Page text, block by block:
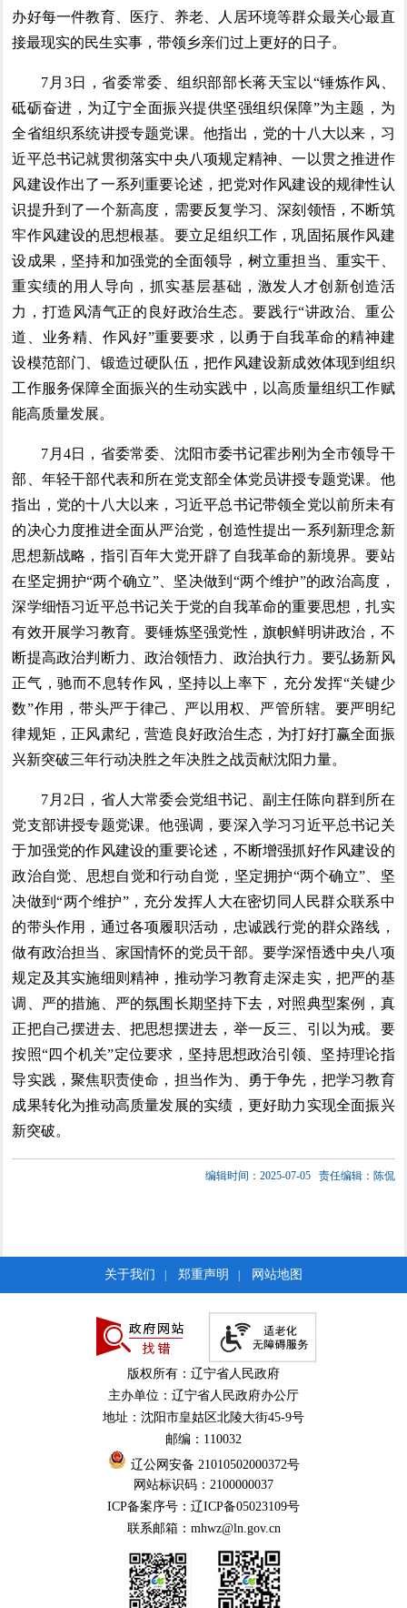
办好每一件教育、医疗、养老、人居环境等群众最关心最直
接最现实的民生实事，带领乡亲们过上更好的日子。
7月3日，省委常委、组织部部长蒋天宝以“锤炼作风、
砥砺奋进，为辽宁全面振兴提供坚强组织保障”为主题，为
全省组织系统讲授专题党课。他指出，党的十八大以来，习
近平总书记就贯彻落实中央八项规定精神、一以贯之推进作
风建设作出了一系列重要论述，把党对作风建设的规律性认
识提升到了一个新高度，需要反复学习、深刻领悟，不断筑
牢作风建设的思想根基。要立足组织工作，巩固拓展作风建
设成果，坚持和加强党的全面领导，树立重担当、重实干、
重实绩的用人导向，抓实基层基础，激发人才创新创造活
力，打造风清气正的良好政治生态。要践行“讲政治、重公
道、业务精、作风好”重要要求，以勇于自我革命的精神建
设模范部门、锻造过硬队伍，把作风建设新成效体现到组织
工作服务保障全面振兴的生动实践中，以高质量组织工作赋
能高质量发展。
7月4日，省委常委、沈阳市委书记霍步刚为全市领导干
部、年轻干部代表和所在党支部全体党员讲授专题党课。他
指出，党的十八大以来，习近平总书记带领全党以前所未有
的决心力度推进全面从严治党，创造性提出一系列新理念新
思想新战略，指引百年大党开辟了自我革命的新境界。要站
在坚定拥护“两个确立”、坚决做到“两个维护”的政治高度，
深学细悟习近平总书记关于党的自我革命的重要思想，扎实
有效开展学习教育。要锤炼坚强党性，旗帜鲜明讲政治，不
断提高政治判断力、政治领悟力、政治执行力。要弘扬新风
正气，驰而不息转作风，坚持以上率下，充分发挥“关键少
数”作用，带头严于律己、严以用权、严管所辖。要严明纪
律规矩，正风肃纪，营造良好政治生态，为打好打赢全面振
兴新突破三年行动决胜之年决胜之战贡献沈阳力量。
7月2日，省人大常委会党组书记、副主任陈向群到所在
党支部讲授专题党课。他强调，要深入学习习近平总书记关
于加强党的作风建设的重要论述，不断增强抓好作风建设的
政治自觉、思想自觉和行动自觉，坚定拥护“两个确立”、坚
决做到“两个维护”，充分发挥人大在密切同人民群众联系中
的带头作用，通过各项履职活动，忠诚践行党的群众路线，
做有政治担当、家国情怀的党员干部。要学深悟透中央八项
规定及其实施细则精神，推动学习教育走深走实，把严的基
调、严的措施、严的氛围长期坚持下去，对照典型案例，真
正把自己摆进去、把思想摆进去，举一反三、引以为戒。要
按照“四个机关”定位要求，坚持思想政治引领、坚持理论指
导实践，聚焦职责使命，担当作为、勇于争先，把学习教育
成果转化为推动高质量发展的实绩，更好助力实现全面振兴
新突破。
编辑时间：2025-07-05 责任编辑：陈侃
关于我们 郑重声明 网站地图
版权所有：辽宁省人民政府
主办单位：辽宁省人民政府办公厅
地址：沈阳市皇姑区北陵大街45-9号
邮编：110032
辽公网安备 21010502000372号
网站标识码：2100000037
ICP备案序号：辽ICP备05023109号
联系邮箱：mhwz@ln.gov.cn